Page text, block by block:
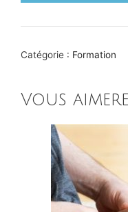
Théorie
Energétique
Traditionnelle
Catégorie : Formation
Vous